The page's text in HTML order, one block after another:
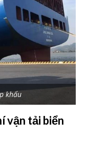
khẩu
vận tải biển